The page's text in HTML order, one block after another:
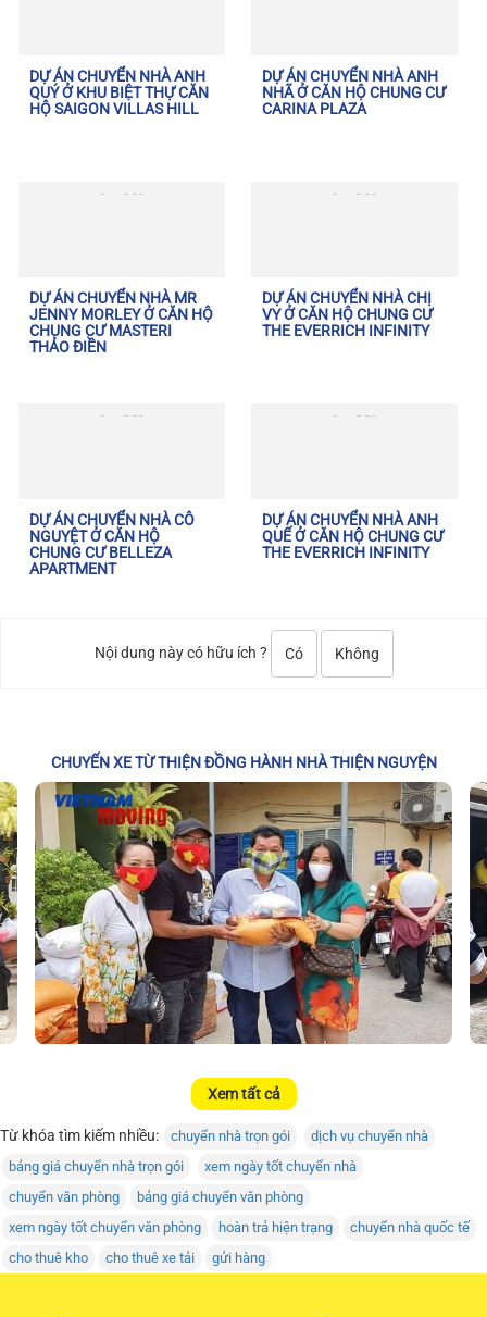
DỰ ÁN CHUYỂN NHÀ ANH
QUÝ Ở KHU BIỆT THỰ CĂN
HỘ SAIGON VILLAS HILL
DỰ ÁN CHUYỂN NHÀ ANH
NHÃ Ở CĂN HỘ CHUNG CƯ
CARINA PLAZA
DỰ ÁN CHUYỂN NHÀ MR
JENNY MORLEY Ở CĂN HỘ
CHUNG CƯ MASTERI
THẢO ĐIỀN
DỰ ÁN CHUYỂN NHÀ CHỊ
VY Ở CĂN HỘ CHUNG CƯ
THE EVERRICH INFINITY
DỰ ÁN CHUYỂN NHÀ CÔ
NGUYỆT Ở CĂN HỘ
CHUNG CƯ BELLEZA
APARTMENT
DỰ ÁN CHUYỂN NHÀ ANH
QUẾ Ở CĂN HỘ CHUNG CƯ
THE EVERRICH INFINITY
Nội dung này có hữu ích ? Có Không
CHUYẾN XE TỪ THIỆN ĐỒNG HÀNH NHÀ THIỆN NGUYỆN
Xem tất cả
Từ khóa tìm kiếm nhiều: chuyển nhà trọn gói
dịch vụ chuyển nhà
bảng giá chuyển nhà trọn gói
xem ngày tốt chuyển nhà
chuyển văn phòng
bảng giá chuyển văn phòng
xem ngày tốt chuyển văn phòng
hoàn trả hiện trạng
chuyển nhà quốc tế
cho thuê kho
cho thuê xe tải gửi hàng